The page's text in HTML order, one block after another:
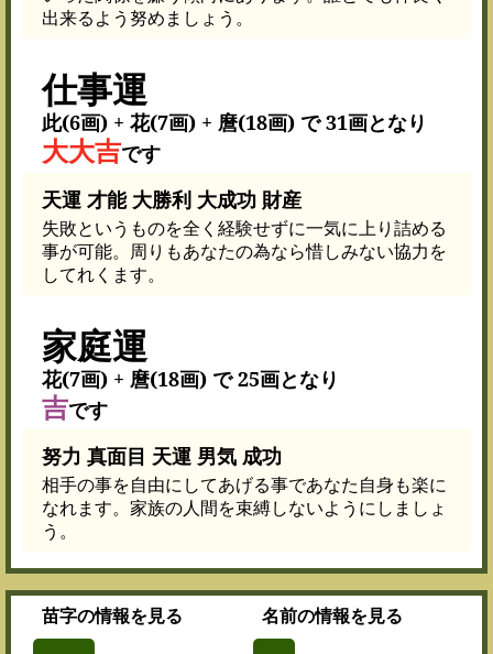
出来るよう努めましょう。
仕事運
此(6画) + 花(7画) + 麿(18画) で 31画となり
大大吉です
天運 才能 大勝利 大成功 財産
失敗というものを全く経験せずに一気に上り詰める
事が可能。周りもあなたの為なら惜しみない協力を
してれくます。
家庭運
花(7画) + 麿(18画) で 25画となり
吉です
努力 真面目 天運 男気 成功
相手の事を自由にしてあげる事であなた自身も楽に
なれます。家族の人間を束縛しないようにしましょ
う。
苗字の情報を見る 名前の情報を見る